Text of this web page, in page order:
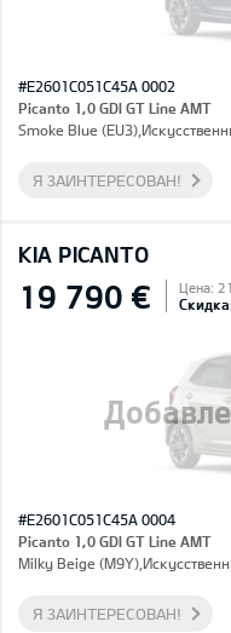
#E2601C051C45A 0002
Picanto 1,0 GDI GT Line AMT
Smoke Blue
Я ЗАИНТЕРЕСОВАН!
KIA PICANTO
19 790 € Цена:
#E2601C051C45A 0004
Picanto 1,0 GDI GT Line AMT
Milky Beige
Я ЗАИНТЕРЕСОВАН!